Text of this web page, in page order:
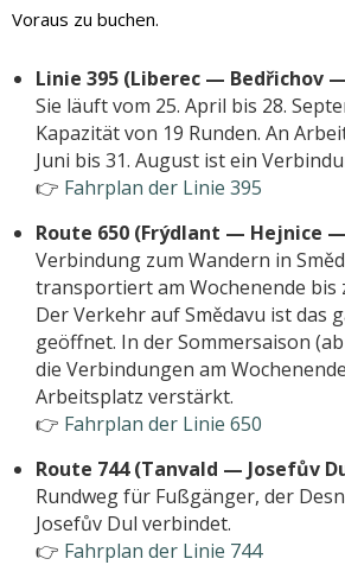
Voraus zu buchen.
Linie 395 (Liberec — Bedřichov
Sie läuft vom 25. April bis 28.
Kapazität von 19 Runden. An
Juni bis 31. August ist ein
👉 Fahrplan der Linie 395
Route 650 (Frýdlant — Hejnice
Verbindung zum Wandern in
transportiert am Wochenende bis
Der Verkehr auf Smědavu ist das
geöffnet. In der Sommersaison
die Verbindungen am
Arbeitsplatz verstärkt.
👉 Fahrplan der Linie 650
Route 744 (Tanvald — Josefův
Rundweg für Fußgänger, der
Josefův Dul verbindet.
👉 Fahrplan der Linie 744